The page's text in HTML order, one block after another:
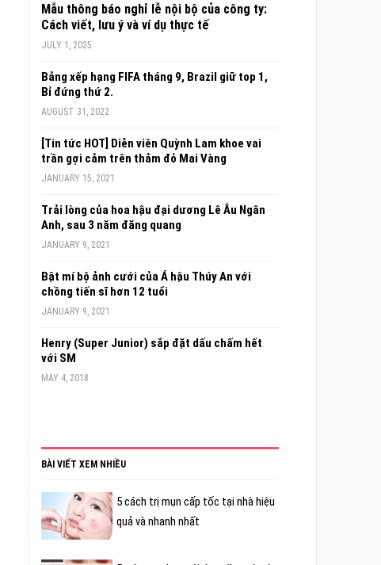
Mẫu thông báo nghỉ lễ nội bộ của công ty:
Cách viết, lưu ý và ví dụ thực tế
JULY 1, 2025
Bảng xếp hạng FIFA tháng 9, Brazil giữ top 1,
Bỉ đứng thứ 2.
AUGUST 31, 2022
[Tin tức HOT] Diễn viên Quỳnh Lam khoe vai
trần gợi cảm trên thảm đỏ Mai Vàng
JANUARY 15, 2021
Trải lòng của hoa hậu đại dương Lê Âu Ngân
Anh, sau 3 năm đăng quang
JANUARY 9, 2021
Bật mí bộ ảnh cưới của Á hậu Thúy An với
chồng tiến sĩ hơn 12 tuổi
JANUARY 9, 2021
Henry (Super Junior) sắp đặt dấu chấm hết
với SM
MAY 4, 2018
BÀI VIẾT XEM NHIỀU
5 cách trị mụn cấp tốc tại nhà hiệu
quả và nhanh nhất